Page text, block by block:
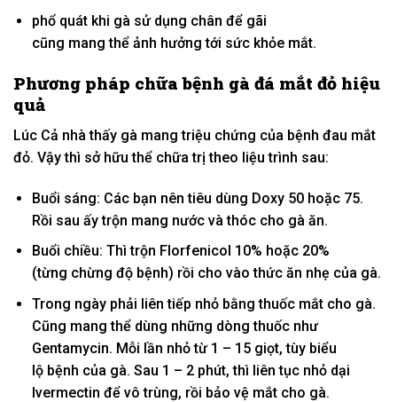
phổ quát khi gà sử dụng chân để gãi
cũng mang thể ảnh hưởng tới sức khỏe mắt.
Phương pháp chữa bệnh gà đá mắt đỏ hiệu
quả
Lúc Cả nhà thấy gà mang triệu chứng của bệnh đau mắt
đỏ. Vậy thì sở hữu thể chữa trị theo liệu trình sau:
Buổi sáng: Các bạn nêntiêu dùng Doxy 50 hoặc 75.
Rồi sau ấytrộn mang nước và thóc cho gà ăn.
Buổi chiều: Thì trộn Florfenicol 10% hoặc 20%
(từng chừng độbệnh) rồi cho vào thức ăn nhẹ của gà.
Trong ngày phải liên tiếp nhỏ bằng thuốc mắt cho gà.
Cũng mang thể dùng những dòng thuốc như
Gentamycin. Mỗi lần nhỏtừ 1 – 15 giọt, tùy biểu
lộbệnh của gà. Sau 1 – 2phút, thì liên tụcnhỏ dại
Ivermectin để vô trùng, rồi bảo vệ mắt cho gà.